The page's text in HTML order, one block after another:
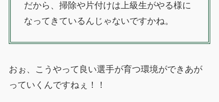
だから、掃除や片付けは上級生がやる様に
なってきているんじゃないですかね。
おぉ、こうやって良い選手が育つ環境ができあが
っていくんですねぇ！！